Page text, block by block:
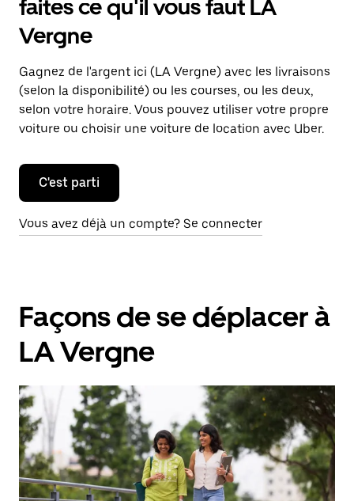
faites ce qu'il vous faut LA
Vergne
Gagnez de l'argent ici (LA Vergne) avec les livraisons
(selon la disponibilité) ou les courses, ou les deux,
selon votre horaire. Vous pouvez utiliser votre propre
voiture ou choisir une voiture de location avec Uber.
C'est parti
Vous avez déjà un compte? Se connecter
Façons de se déplacer à
LA Vergne